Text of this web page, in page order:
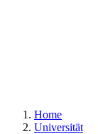
Home
Universität